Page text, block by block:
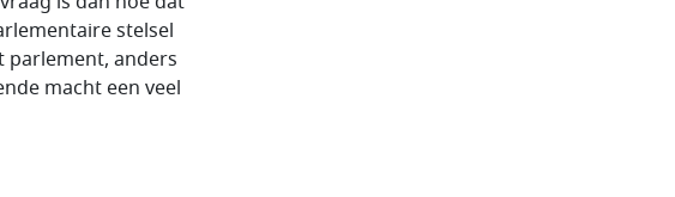
stelsel
parlement, anders
macht een veel